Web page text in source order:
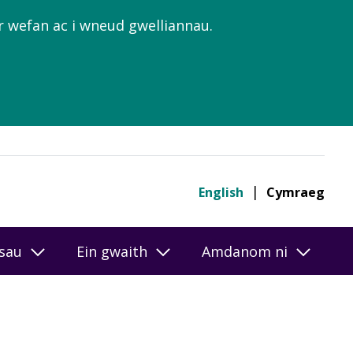
wefan ac i wneud gwelliannau.
English Cymraeg
Ein gwaith Amdanom ni